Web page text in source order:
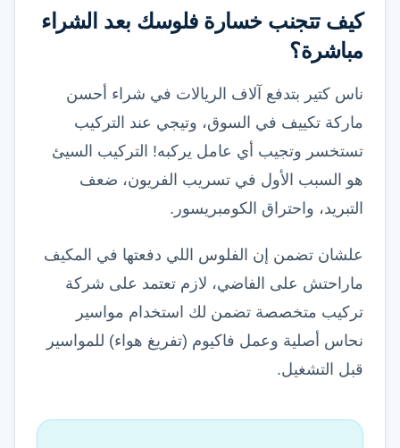
كيف تتجنب خسارة فلوسك بعد الشراء
مباشرة؟
ناس كتير بتدفع آلاف الريالات في شراء أحسن
ماركة تكييف في السوق، وتيجي عند التركيب
تستخسر وتجيب أي عامل يركبه! التركيب السيئ
هو السبب الأول في تسريب الفريون، ضعف
التبريد، واحتراق الكومبريسور.
علشان تضمن إن الفلوس اللي دفعتها في المكيف
ماراحتش على الفاضي، لازم تعتمد على شركة
تركيب متخصصة تضمن لك استخدام مواسير
نحاس أصلية وعمل فاكيوم (تفريغ هواء) للمواسير
قبل التشغيل.